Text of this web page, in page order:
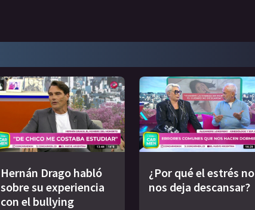
Hernán Drago habló
sobre su experiencia
con el bullying
¿Por qué el estrés no
nos deja descansar?